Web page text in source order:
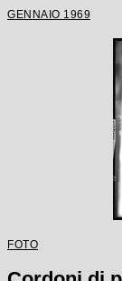
GENNAIO 1969
FOTO